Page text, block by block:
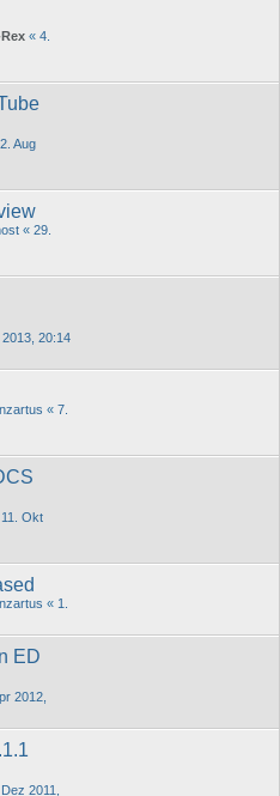
« 4.
2. Aug
« 29.
2013, 20:14
« 7.
11. Okt
« 1.
ED
2012,
2011,